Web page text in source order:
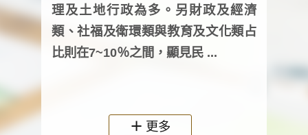
理及土地行政為多。另財政及經濟
類、社福及衛環類與教育及文化類占
比則在7~10％之間，顯見民 ...
人
更多